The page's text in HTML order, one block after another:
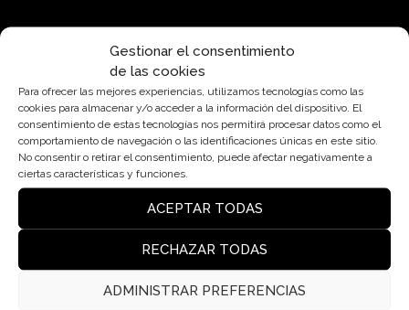
Gestionar el consentimiento
de las cookies
Para ofrecer las mejores experiencias, utilizamos tecnologías como las
cookies para almacenar y/o acceder a la información del dispositivo. El
consentimiento de estas tecnologías nos permitirá procesar datos como el
comportamiento de navegación o las identificaciones únicas en este sitio.
No consentir o retirar el consentimiento, puede afectar negativamente a
ciertas características y funciones.
ACEPTAR TODAS
RECHAZAR TODAS
ADMINISTRAR PREFERENCIAS
Pl. Cardona, 7, Bjs 2ª, 08006 Barcelona
insolit@insolitbcn.com
+34 932 50 76 40
Lámparas
Contacto